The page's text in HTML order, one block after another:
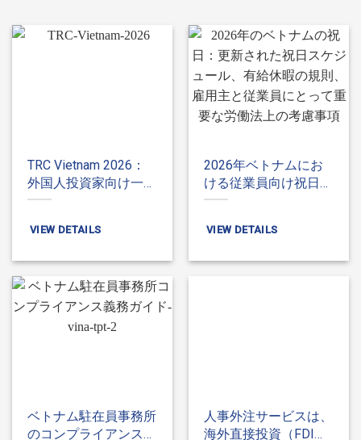
TRC Vietnam 2026：
外国人投資家向け一時
滞在カード（TRC）申
VIEW DETAILS
2026年ベトナムにお
ける従業員向け祝日概
要
VIEW DETAILS
ベトナム駐在員事務所
のコンプライアンス義
人事外注サービスは、
海外直接投資（FDI）